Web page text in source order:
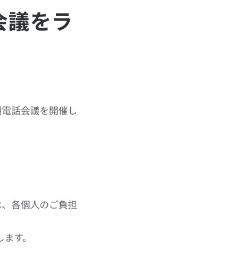
をラ
話会議を開催し
各個人のご負担
す。